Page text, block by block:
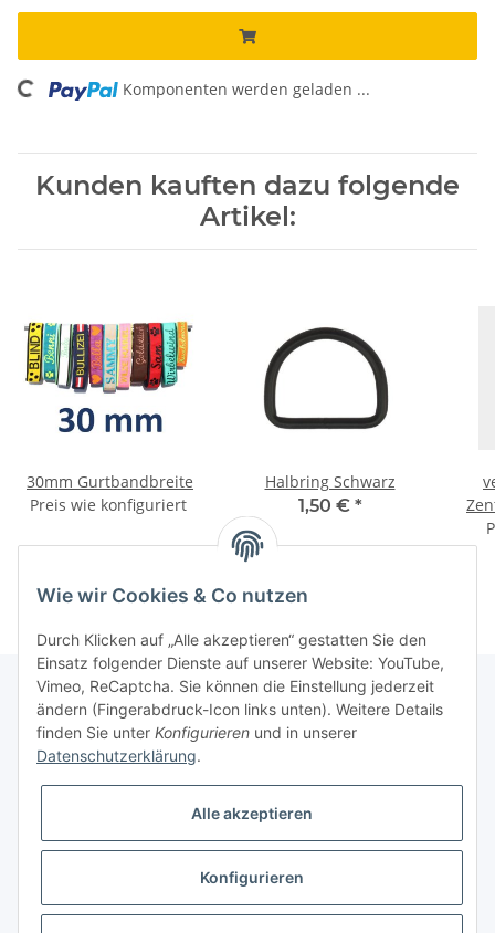
Loading... Komponenten werden geladen ...
Kunden kauften dazu folgende
Artikel:
30mm Gurtbandbreite
Preis wie konfiguriert
Halbring Schwarz
1,50 € *
Informationen
Galerie
* Keine Ausweisung der Mehrwertsteuer gemäß Klein-Unternehmer-Regelung.,
Wie wir Cookies & Co nutzen
Durch Klicken auf „Alle akzeptieren“ gestatten Sie den
Einsatz folgender Dienste auf unserer Website: YouTube,
Vimeo, ReCaptcha. Sie können die Einstellung jederzeit
ändern (Fingerabdruck-Icon links unten). Weitere Details
finden Sie unter Konfigurieren und in unserer
Datenschutzerklärung.
Alle akzeptieren
Konfigurieren